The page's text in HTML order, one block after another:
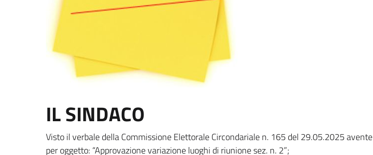
IL SINDACO
Visto il verbale della Commissione Elettorale Circondariale n. 165 del 29.05.2025 avente
per oggetto: “Approvazione variazione luoghi di riunione sez. n. 2”;